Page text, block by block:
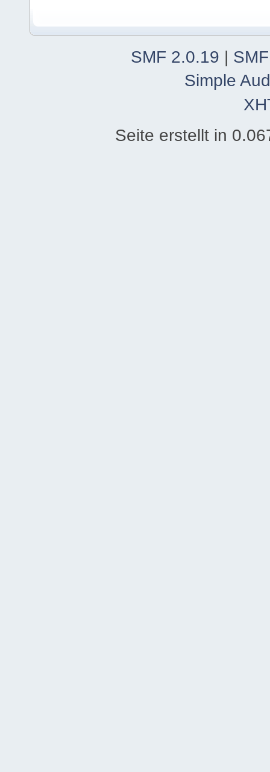
SMF 2.0.19 |
Simple
Seite erstellt in